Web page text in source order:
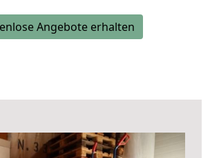
Angebote erhalten